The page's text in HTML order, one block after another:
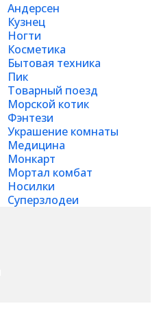
Андерсен
Кузнец
Ногти
Косметика
Бытовая техника
Пик
Товарный поезд
Морской котик
Фэнтези
Украшение комнаты
Медицина
Монкарт
Мортал комбат
Носилки
Суперзлодеи